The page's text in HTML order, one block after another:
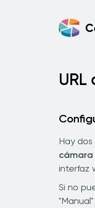
URL
Hay
cámara
interfaz
Si no